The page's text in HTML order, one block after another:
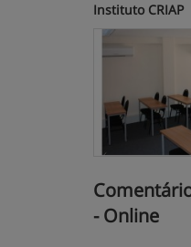
Instituto CRIAP
- Online